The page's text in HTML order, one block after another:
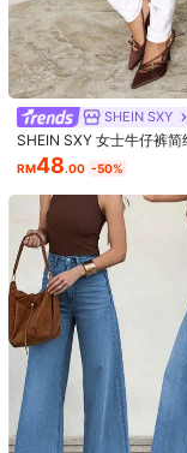
尺寸指南
不是你的尺码？ 告诉我们
配送到 Malaysia
包邮
免费退货
货到付款可用 · 安全支
5.00
偏小
1%
感恩(1) 质量好(3)
SHEIN SXY
SHEIN SXY 女士牛仔裤简
日常
RM48.00 -50%